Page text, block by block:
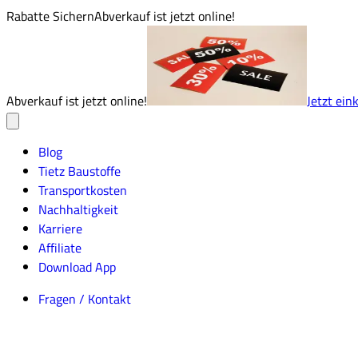
Rabatte SichernAbverkauf ist jetzt online!
Abverkauf ist jetzt online! Jetzt
Blog
Tietz Baustoffe
Transportkosten
Nachhaltigkeit
Karriere
Affiliate
Download App
Fragen / Kontakt